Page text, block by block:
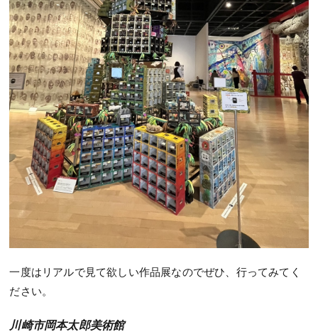
一度はリアルで見て欲しい作品展なのでぜひ、行ってみてく
ださい。
川崎市岡本太郎美術館